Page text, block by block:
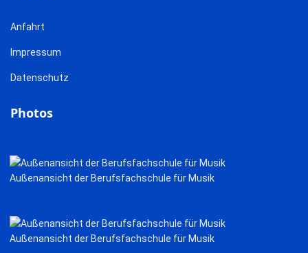
Anfahrt
Impressum
Datenschutz
Photos
Außenansicht der Berufsfachschule für Musik
Außenansicht der Berufsfachschule für Musik